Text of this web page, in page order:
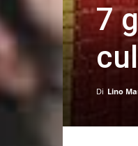
7
Di Lino